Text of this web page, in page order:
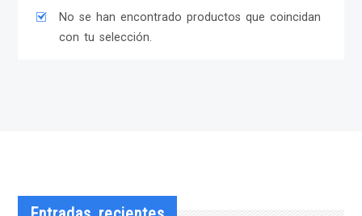
No se han encontrado productos que coincidan
con tu selección.